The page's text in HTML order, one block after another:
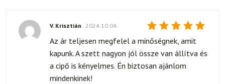
Értékelés:
/ 5
V. Krisztián 2024.10.04.
Az ár teljesen megfelel a minőségnek, amit
kapunk. A szett nagyon jól össze van állítva és
a cipő is kényelmes. Én biztosan ajánlom
mindenkinek!